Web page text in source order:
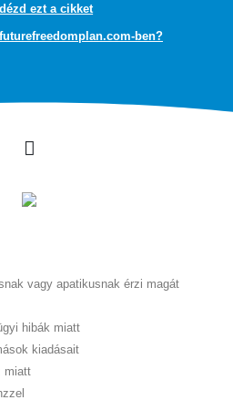
ezt a cikket
ben?
vagy apatikusnak érzi magát
hibák miatt
kiadásait
miatt